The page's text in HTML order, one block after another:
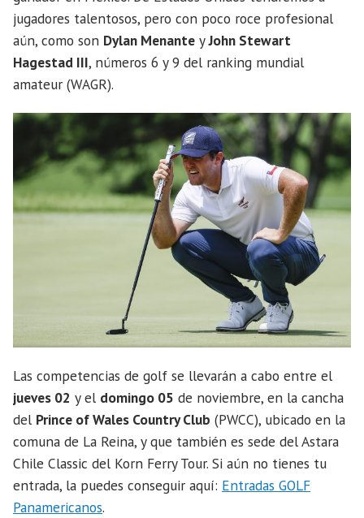
jugadores talentosos, pero con poco roce profesional
aún, como son Dylan Menante yJohn Stewart
Hagestad III, números 6 y 9 del ranking mundial
amateur (WAGR).
Las competencias de golf se llevarán a cabo entre el
jueves 02 y el domingo 05 de noviembre, en la cancha
del Prince of Wales Country Club (PWCC), ubicado en la
comuna de La Reina, y que también es sede del Astara
Chile Classic del Korn Ferry Tour. Si aún no tienes tu
entrada, la puedes conseguir aquí: Entradas GOLF
Panamericanos.